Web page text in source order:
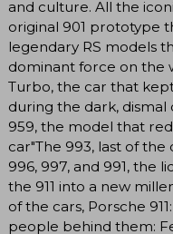
and culture. All the
original 901 prototype
legendary RS models
dominant force on the
Turbo, the car that
during the dark, dismal
959, the model that
car"The 993, last of
996, 997, and 991, the
the 911 into a new
of the cars, Porsche
people behind them: